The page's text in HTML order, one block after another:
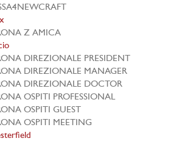
Z AMICA
DIREZIONALE PRESIDENT
DIREZIONALE MANAGER
DIREZIONALE DOCTOR
OSPITI PROFESSIONAL
OSPITI GUEST
OSPITI MEETING